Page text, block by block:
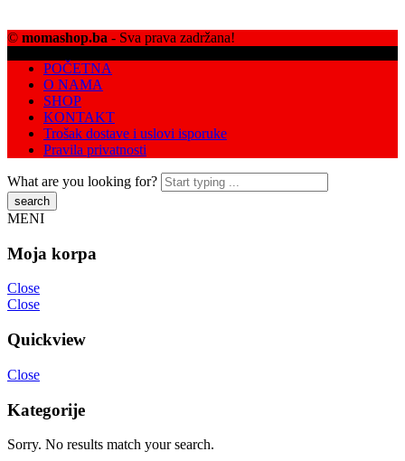
© momashop.ba - Sva prava zadržana!
POČETNA
O NAMA
SHOP
KONTAKT
Trošak dostave i uslovi isporuke
Pravila privatnosti
What are you looking for?
MENI
Moja korpa
Close
Close
Quickview
Close
Kategorije
Sorry. No results match your search.